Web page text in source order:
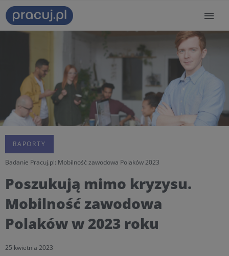
RAPORTY
Badanie Pracuj.pl: Mobilność zawodowa Polaków 2023
Poszukują mimo kryzysu.
Mobilność zawodowa
Polaków w 2023 roku
25 kwietnia 2023